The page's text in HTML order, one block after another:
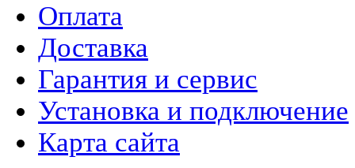
Оплата
Доставка
Гарантия и сервис
Установка и подключение
Карта сайта